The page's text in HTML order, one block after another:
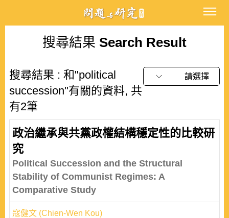
搜尋結果 Search Result
搜尋結果 : 和"political
succession"有關的資料, 共
有2筆
請選擇
政治繼承與共黨政權結構穩定性的比較研
究
Political Succession and the Structural
Stability of Communist Regimes: A
Comparative Study
寇健文 (Chien-Wen Kou)